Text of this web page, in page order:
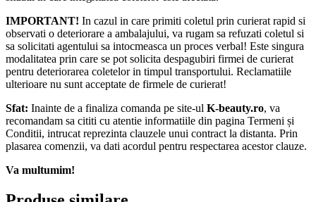
IMPORTANT! In cazul in care primiti coletul prin curierat rapid si
observati o deteriorare a ambalajului, va rugam sa refuzati coletul si
sa solicitati agentului sa intocmeasca un proces verbal! Este singura
modalitatea prin care se pot solicita despagubiri firmei de curierat
pentru deteriorarea coletelor in timpul transportului. Reclamatiile
ulterioare nu sunt acceptate de firmele de curierat!​
Sfat: Inainte de a finaliza comanda pe site-ul K-beauty.ro, va
recomandam sa cititi cu atentie informatiile din pagina Termeni și
Conditii, intrucat reprezinta clauzele unui contract la distanta. Prin
plasarea comenzii, va dati acordul pentru respectarea acestor clauze.
Va multumim!